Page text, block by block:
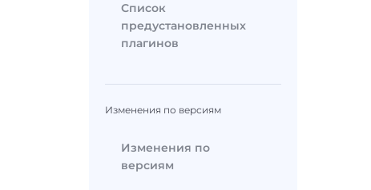
Список
предустановленных
плагинов
Изменения по версиям
Изменения по
версиям